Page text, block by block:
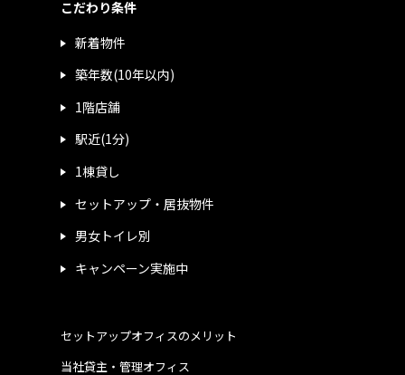
こだわり条件
新着物件
築年数(10年以内)
1階店舗
駅近(1分)
1棟貸し
セットアップ・居抜物件
男女トイレ別
キャンペーン実施中
当社貸主・管理オフィス
セットアップオフィスのメリット